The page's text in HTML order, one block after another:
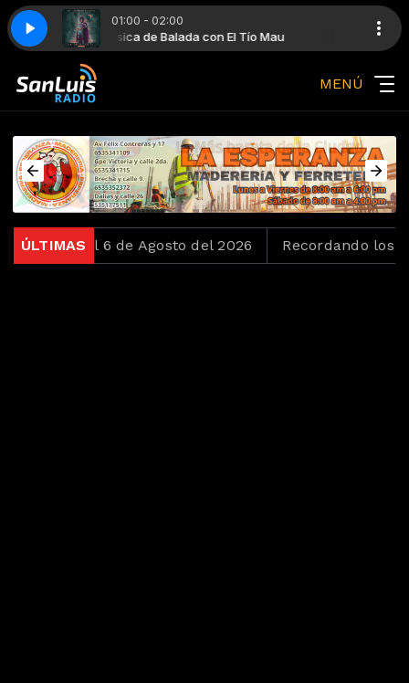
01:00 - 02:00
Música de Balada con El Tío Mau
Remix) Coldplay - Something Just Like This (Alesso Remix)
MENÚ
ÚLTIMAS
del 6 de Agosto del 2026 Recordando los